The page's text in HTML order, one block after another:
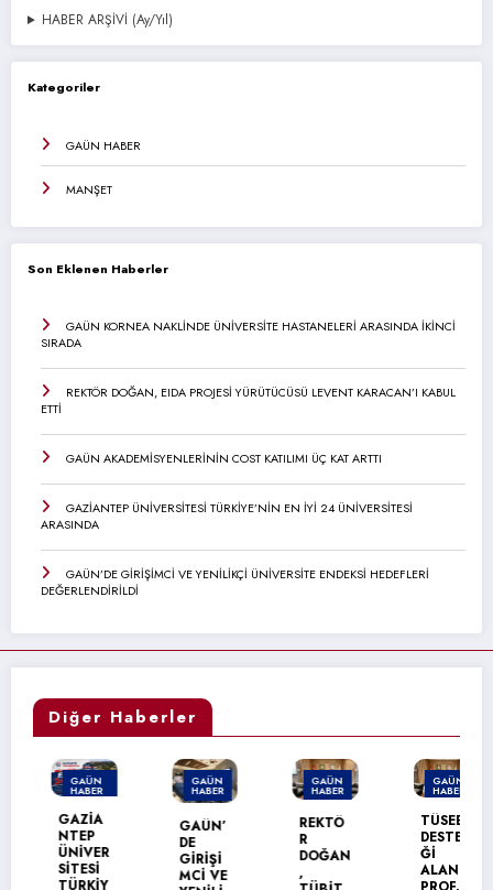
HABER ARŞİVİ (Ay/Yıl)
Kategoriler
GAÜN HABER
MANŞET
Son Eklenen Haberler
GAÜN KORNEA NAKLİNDE ÜNİVERSİTE HASTANELERİ ARASINDA İKİNCİ
SIRADA
REKTÖR DOĞAN, EIDA PROJESİ YÜRÜTÜCÜSÜ LEVENT KARACAN’I KABUL
ETTİ
GAÜN AKADEMİSYENLERİNİN COST KATILIMI ÜÇ KAT ARTTI
GAZİANTEP ÜNİVERSİTESİ TÜRKİYE’NİN EN İYİ 24 ÜNİVERSİTESİ
ARASINDA
GAÜN’DE GİRİŞİMCİ VE YENİLİKÇİ ÜNİVERSİTE ENDEKSİ HEDEFLERİ
DEĞERLENDİRİLDİ
Diğer Haberler
GAÜN
HABER
MANŞET
GAZİA
NTEP
ÜNİVER
SİTESİ
TÜRKİY
GAÜN
HABER
GAÜN’
GİRİŞİ
MCİ VE
GAÜN
HABER
REKTÖ
DOĞAN
GAÜN
HABER
TÜSEB
DESTE
ALAN